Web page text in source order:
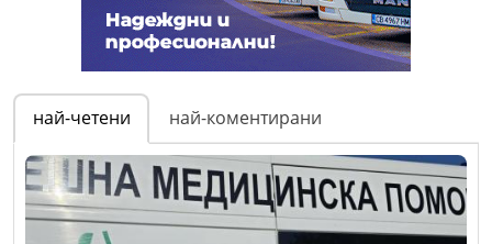
най-четени най-коментирани